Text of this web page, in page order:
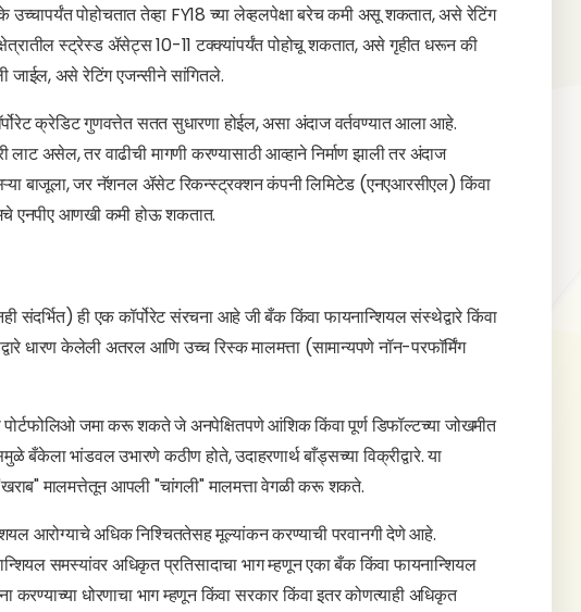
पोहोचतात तेव्हा FY18 च्या लेव्हलपेक्षा बरेच कमी असू शकतात, असे रेटिंग
स्ट्रेस्ड ॲसेट्स 10-11 टक्क्यांपर्यंत पोहोचू शकतात, असे गृहीत धरून की
जाईल, असे रेटिंग एजन्सीने सांगितले.
क्रेडिट गुणवत्तेत सतत सुधारणा होईल, असा अंदाज वर्तवण्यात आला आहे.
लाट असेल, तर वाढीची मागणी करण्यासाठी आव्हाने निर्माण झाली तर अंदाज
बाजूला, जर नॅशनल ॲसेट रिकन्स्ट्रक्शन कंपनी लिमिटेड (एनएआरसीएल) किंवा
एनपीए आणखी कमी होऊ शकतात.
संदर्भित) ही एक कॉर्पोरेट संरचना आहे जी बँक किंवा फायनान्शियल संस्थेद्वारे किंवा
धारण केलेली अतरल आणि उच्च रिस्क मालमत्ता (सामान्यपणे नॉन-परफॉर्मिंग
पोर्टफोलिओ जमा करू शकते जे अनपेक्षितपणे आंशिक किंवा पूर्ण डिफॉल्टच्या जोखमीत
बँकेला भांडवल उभारणे कठीण होते, उदाहरणार्थ बाँड्सच्या विक्रीद्वारे. या
"खराब" मालमत्तेतून आपली "चांगली" मालमत्ता वेगळी करू शकते.
आरोग्याचे अधिक निश्चिततेसह मूल्यांकन करण्याची परवानगी देणे आहे.
समस्यांवर अधिकृत प्रतिसादाचा भाग म्हणून एका बँक किंवा फायनान्शियल
करण्याच्या धोरणाचा भाग म्हणून किंवा सरकार किंवा इतर कोणत्याही अधिकृत